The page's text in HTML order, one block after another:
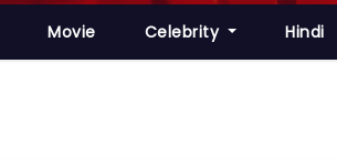
Movie Celebrity Hindi